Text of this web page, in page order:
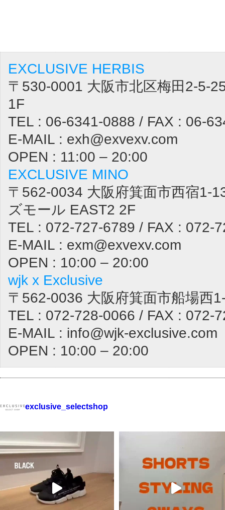
EXCLUSIVE HERBIS
〒530-0001 大阪市北区梅田2-5-
1F
TEL : 06-6341-0888 / FAX : 06-
E-MAIL : exh@exvexv.com
OPEN : 11:00 – 20:00
EXCLUSIVE MINO
〒562-0034 大阪府箕面市西宿1-
ズモール EAST2 2F
TEL : 072-727-6789 / FAX : 072-
E-MAIL : exm@exvexv.com
OPEN : 10:00 – 20:00
wjk x Exclusive
〒562-0036 大阪府箕面市船場西
TEL : 072-728-0066 / FAX : 072-
E-MAIL : info@wjk-exclusive.com
OPEN : 10:00 – 20:00
exclusive_selectshop